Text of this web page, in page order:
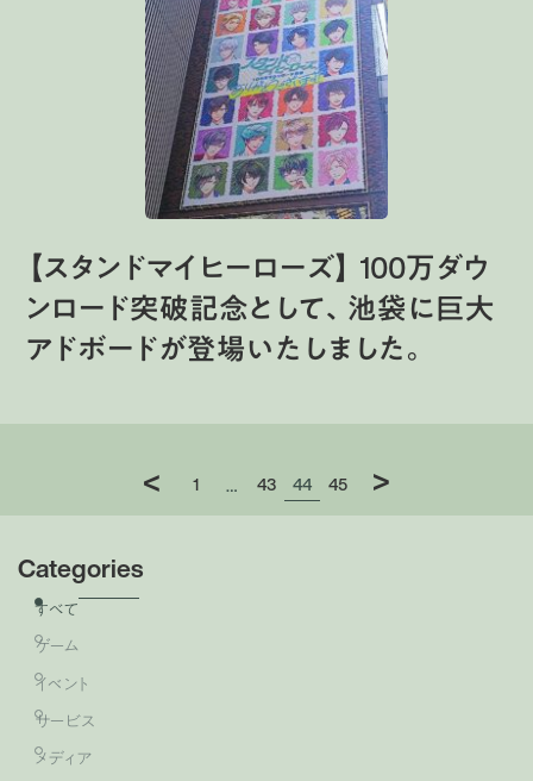
Categories
すべて
ゲーム
イベント
サービス
メディア
【スタンドマイヒーローズ】 100万ダウ
ンロード突破記念として、池袋に巨大
アドボードが登場いたしました。
< 1 … 43 44 45 >